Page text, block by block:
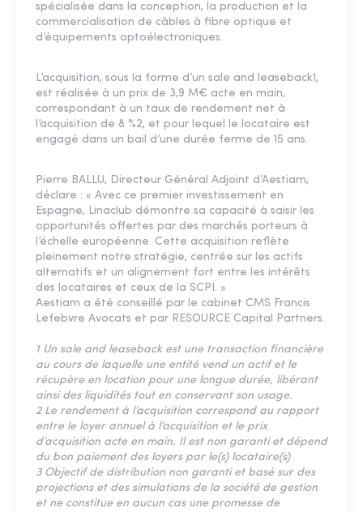
spécialisée dans la conception, la production et la
commercialisation de câbles à fibre optique et
d’équipements optoélectroniques.
L’acquisition, sous la forme d’un sale and leaseback1,
est réalisée à un prix de 3,9 M€ acte en main,
correspondant à un taux de rendement net à
l’acquisition de 8 %2, et pour lequel le locataire est
engagé dans un bail d’une durée ferme de 15 ans.
Pierre BALLU, Directeur Général Adjoint d’Aestiam,
déclare : « Avec ce premier investissement en
Espagne, Linaclub démontre sa capacité à saisir les
opportunités offertes par des marchés porteurs à
l’échelle européenne. Cette acquisition reflète
pleinement notre stratégie, centrée sur les actifs
alternatifs et un alignement fort entre les intérêts
des locataires et ceux de la SCPI. »
Aestiam a été conseillé par le cabinet CMS Francis
Lefebvre Avocats et par RESOURCE Capital Partners.
1 Un sale and leaseback est une transaction financière
au cours de laquelle une entité vend un actif et le
récupère en location pour une longue durée, libérant
ainsi des liquidités tout en conservant son usage.
2 Le rendement à l’acquisition correspond au rapport
entre le loyer annuel à l’acquisition et le prix
d’acquisition acte en main. Il est non garanti et dépend
du bon paiement des loyers par le(s) locataire(s)
3 Objectif de distribution non garanti et basé sur des
projections et des simulations de la société de gestion
et ne constitue en aucun cas une promesse de